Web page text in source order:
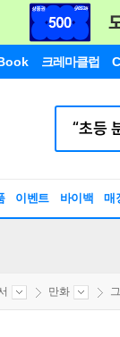
크레마클럽
이벤트 바이백 매
만화